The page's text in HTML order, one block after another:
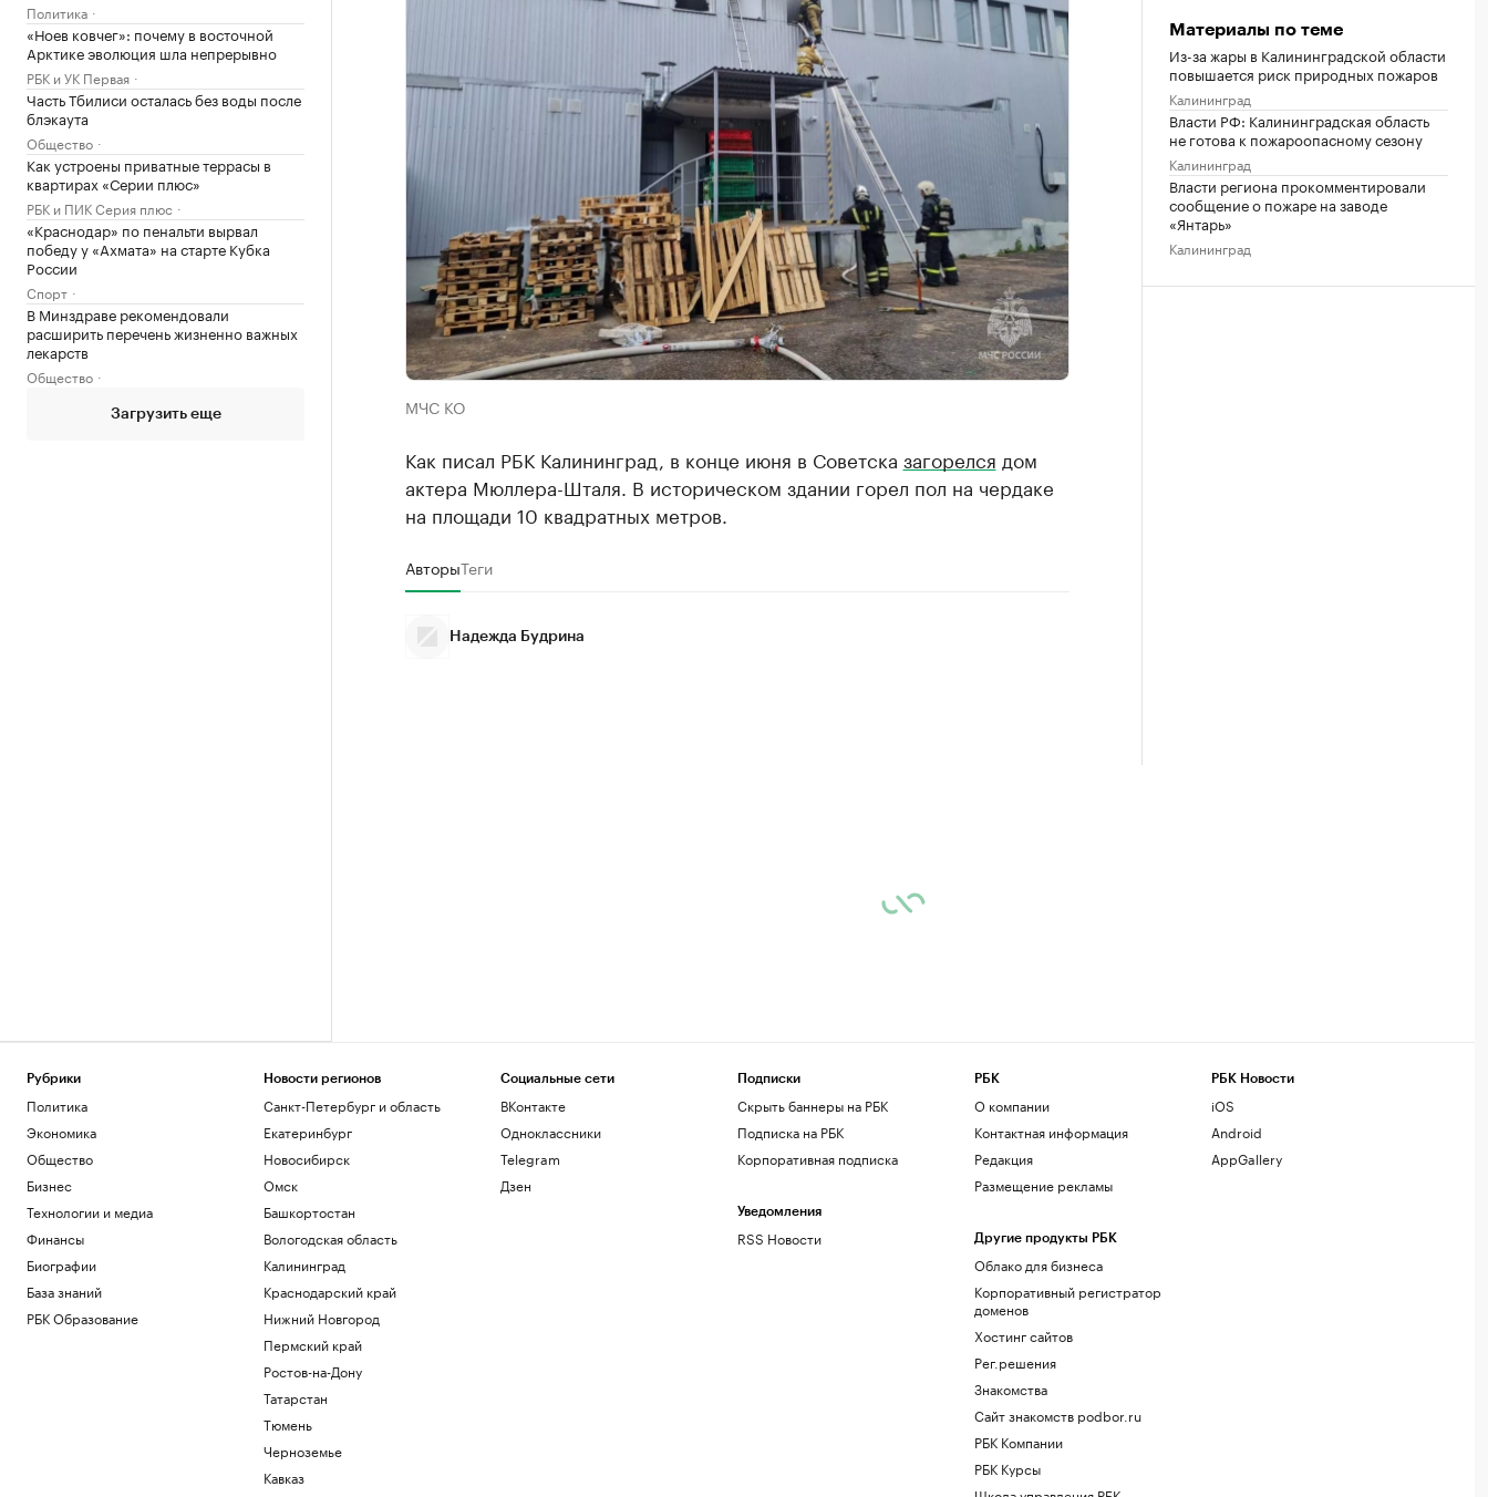
Политика
«Ноев ковчег»: почему в восточной
Арктике эволюция шла непрерывно
РБК и УК Первая
Часть Тбилиси осталась без воды после
блэкаута
Общество
Как устроены приватные террасы в
квартирах «Серии плюс»
РБК и ПИК Серия плюс
«Краснодар» по пенальти вырвал
победу у «Ахмата» на старте Кубка
России
Спорт
В Минздраве рекомендовали
расширить перечень жизненно важных
лекарств
Общество
Загрузить еще МЧС КО
Как писал РБК Калининград, в конце июня в Советска загорелся дом
актера Мюллера-Шталя. В историческом здании горел пол на чердаке
на площади 10 квадратных метров.
АвторыТеги
Надежда Будрина
Материалы по теме
Из-за жары в Калининградской области
повышается риск природных пожаров
Калининград
Власти РФ: Калининградская область
не готова к пожароопасному сезону
Калининград
Власти региона прокомментировали
сообщение о пожаре на заводе
«Янтарь»
Калининград
Рубрики
Политика
Экономика
Общество
Бизнес
Технологии и медиа
Финансы
Биографии
База знаний
РБК Образование
Новости регионов
Санкт-Петербург и область
Екатеринбург
Новосибирск
Омск
Башкортостан
Вологодская область
Калининград
Краснодарский край
Нижний Новгород
Пермский край
Ростов-на-Дону
Татарстан
Тюмень
Черноземье
Кавказ
Социальные сети
ВКонтакте
Одноклассники
Telegram
Дзен
Подписки
Скрыть баннеры на РБК
Подписка на РБК
Корпоративная подписка
Уведомления
RSS Новости
РБК
О компании
Контактная информация
Редакция
Размещение рекламы
Другие продукты РБК
Облако для бизнеса
Корпоративный регистратор
доменов
Хостинг сайтов
Рег.решения
Знакомства
Сайт знакомств podbor.ru
РБК Компании
РБК Курсы
РБК Новости
iOS
Android
AppGallery